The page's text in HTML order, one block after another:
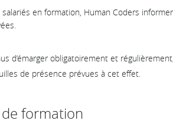
en formation, Human Coders
d’émarger obligatoirement et
de présence prévues à cet effet.
de formation